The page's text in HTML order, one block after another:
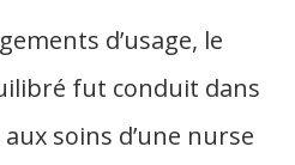
d’usage, le
fut conduit dans
soins d’une nurse